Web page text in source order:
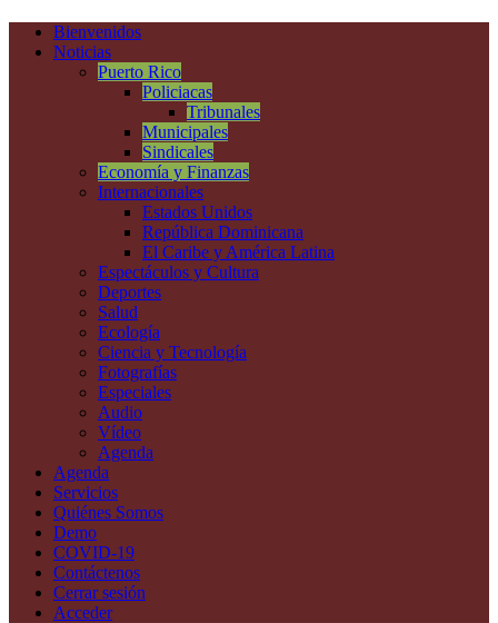
Bienvenidos
Noticias
Puerto Rico
Policiacas
Tribunales
Municipales
Sindicales
Economía y Finanzas
Internacionales
Estados Unidos
República Dominicana
El Caribe y América Latina
Espectáculos y Cultura
Deportes
Salud
Ecología
Ciencia y Tecnología
Fotografías
Especiales
Audio
Vídeo
Agenda
Agenda
Servicios
Quiénes Somos
Demo
COVID-19
Contáctenos
Cerrar sesión
Acceder